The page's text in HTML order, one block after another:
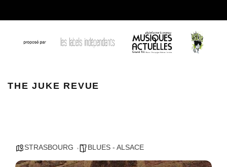
THE JUKE REVUE
STRASBOURG BLUES - ALSACE